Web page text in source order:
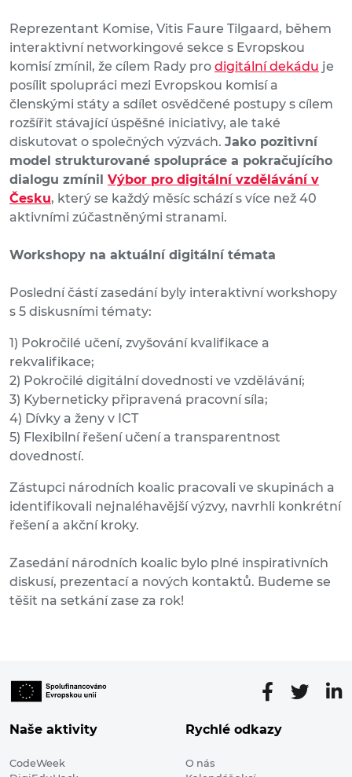
Reprezentant Komise, Vitis Faure Tilgaard, během
interaktivní networkingové sekce s Evropskou
komisí zmínil, že cílem Rady pro digitální dekádu je
posílit spolupráci mezi Evropskou komisí a
členskými státy a sdílet osvědčené postupy s cílem
rozšířit stávající úspěšné iniciativy, ale také
diskutovat o společných výzvách. Jako pozitivní
model strukturované spolupráce a pokračujícího
dialogu zmínil Výbor pro digitální vzdělávání v
Česku, který se každý měsíc schází s více než 40
aktivními zúčastněnými stranami.
Workshopy na aktuální digitální témata
Poslední částí zasedání byly interaktivní workshopy
s 5 diskusními tématy:
1) Pokročilé učení, zvyšování kvalifikace a
rekvalifikace;
2) Pokročilé digitální dovednosti ve vzdělávání;
3) Kyberneticky připravená pracovní síla;
4) Dívky a ženy v ICT
5) Flexibilní řešení učení a transparentnost
dovedností.
Zástupci národních koalic pracovali ve skupinách a
identifikovali nejnaléhavější výzvy, navrhli konkrétní
řešení a akční kroky.
Zasedání národních koalic bylo plné inspirativních
diskusí, prezentací a nových kontaktů. Budeme se
těšit na setkání zase za rok!
Naše aktivity
CodeWeek
Rychlé odkazy
O nás